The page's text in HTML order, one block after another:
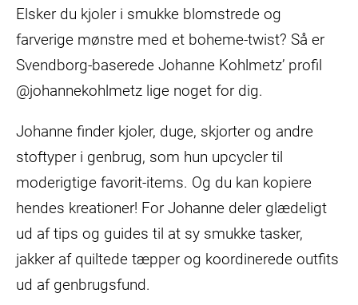
Elsker du kjoler i smukke blomstrede og
farverige mønstre med et boheme-twist? Så er
Svendborg-baserede Johanne Kohlmetz’ profil
@johannekohlmetz lige noget for dig.
Johanne finder kjoler, duge, skjorter og andre
stoftyper i genbrug, som hun upcycler til
moderigtige favorit-items. Og du kan kopiere
hendes kreationer! For Johanne deler glædeligt
ud af tips og guides til at sy smukke tasker,
jakker af quiltede tæpper og koordinerede outfits
ud af genbrugsfund.